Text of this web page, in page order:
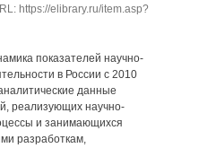
https://elibrary.ru/item.asp?
показателей научно-
в России с 2010
данные
реализующих научно-
и занимающихся
разработкам,